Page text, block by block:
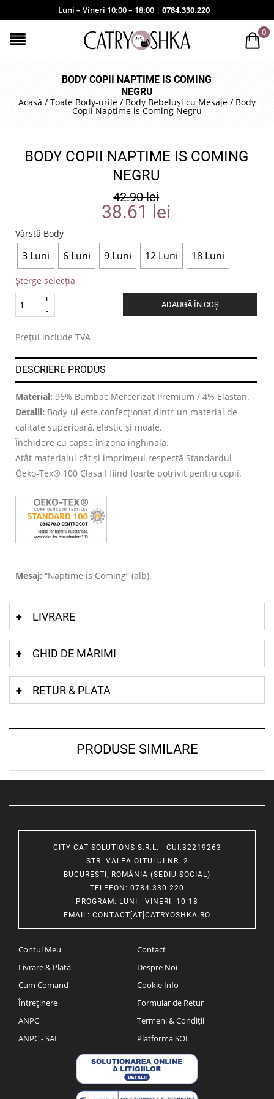
Luni – Vineri 10:00 – 18:00 | 0784.330.220
0
BODY COPII NAPTIME IS COMING
NEGRU
Acasă / Toate Body-urile / Body Bebeluși cu Mesaje / Body
Copii Naptime is Coming Negru
BODY COPII NAPTIME IS COMING
NEGRU
42.90lei
38.61 lei
Vârstă Body
3 Luni 6 Luni 9 Luni 12 Luni 18 Luni
Șterge selecția
Quantity
ADAUGĂ ÎN COȘ
Prețul include TVA
DESCRIERE PRODUS
Material: 96% Bumbac Mercerizat Premium / 4% Elastan.
Detalii: Body-ul este confecționat dintr-un material de
calitate superioară, elastic și moale.
Închidere cu capse în zona inghinală.
Atât materialul cât și imprimeul respectă Standardul
Öeko-Tex® 100 Clasa I fiind foarte potrivit pentru copii.
Mesaj: “Naptime is Coming” (alb).
LIVRARE
GHID DE MĂRIMI
RETUR & PLATA
PRODUSE SIMILARE
CITY CAT SOLUTIONS S.R.L. - CUI:32219263
STR. VALEA OLTULUI NR. 2
BUCUREȘTI, ROMÂNIA (SEDIU SOCIAL)
TELEFON : 0784.330.220
PROGRAM: LUNI - VINERI: 10-18
EMAIL: CONTACT[AT]CATRYOSHKA.RO
Contul Meu
Livrare & Plată
Cum Comand
Întreținere
ANPC
ANPC - SAL
Contact
Despre Noi
Cookie Info
Formular de Retur
Termeni & Condiții
Platforma SOL